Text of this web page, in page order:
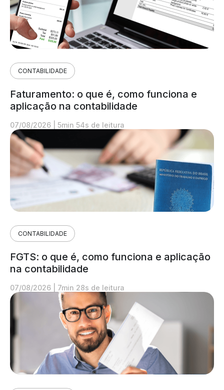
CONTABILIDADE
Faturamento: o que é, como funciona e
aplicação na contabilidade
07/08/2026 5min 54s de leitura
CONTABILIDADE
FGTS: o que é, como funciona e aplicação
na contabilidade
07/08/2026 7min 28s de leitura